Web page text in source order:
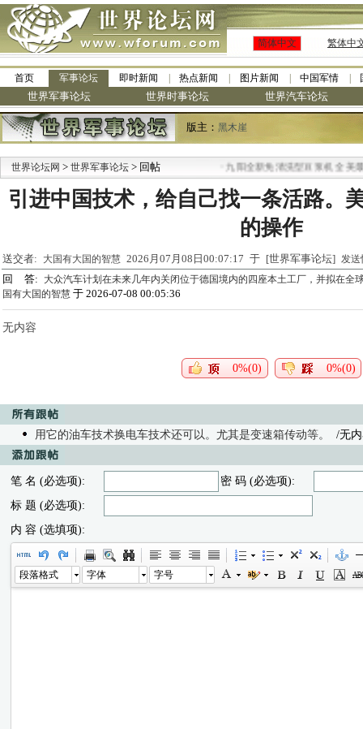
简体中文 繁体中
首页 军事论坛 即时新闻 热点新闻 图片新闻 中国军情
世界军事论坛 世界时事论坛 世界汽车论坛
版主： 黑木崖
世界论坛网 > 世界军事论坛 > 回帖 九阳全新免清洗型豆浆机 全美最低
引进中国技术，给自己找一条活路。
的操作
送交者: 大国有大国的智慧 2026月07月08日00:07:17 于 [世界军事论坛] 发送
回 答:
大众汽车计划在未来几年内关闭位于德国境内的四座本土工厂，并拟在全
国有大国的智慧 于 2026-07-08 00:05:36
无内容
0%(0) 0%(0)
用它的油车技术换电车技术还可以。尤其是变速箱传动等。 /无内
笔 名 (必选项):
密 码 (必选项):
标 题 (必选项):
内 容 (选填项):
段落格式 字体 字号